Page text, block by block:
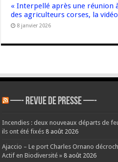
« Interpellé après une réunion
des agriculteurs corses, la
8 janvier 2026
—- REVUE DE PRESSE —-
Incendies : deux nouveaux départs de
ils ont été fixés 8 août 2026
Ajaccio – Le port Charles Ornano
Actif en Biodiversité » 8 août 2026